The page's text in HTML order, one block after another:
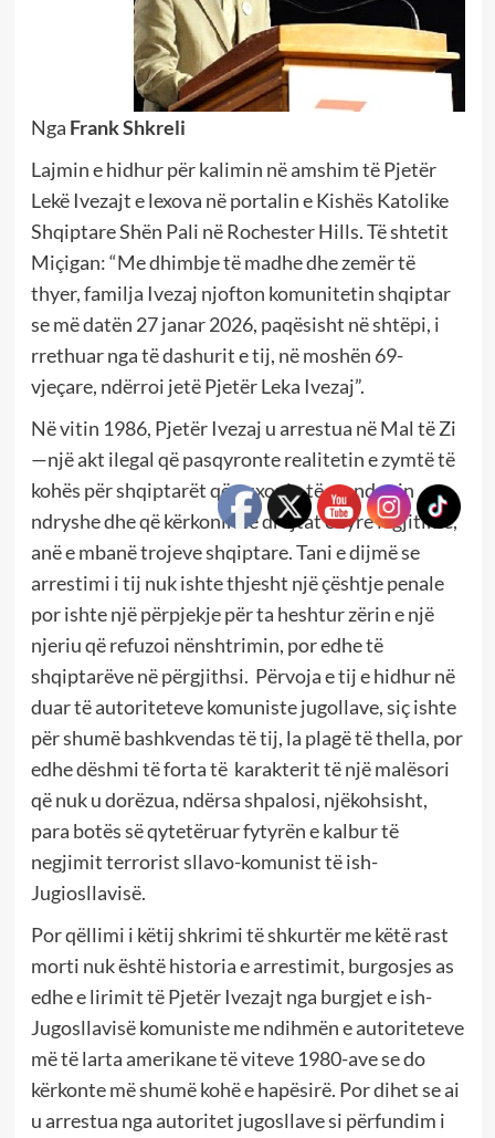
Nga Frank Shkreli
Lajmin e hidhur për kalimin në amshim të Pjetër
Lekë Ivezajt e lexova në portalin e Kishës Katolike
Shqiptare Shën Pali në Rochester Hills. Të shtetit
Miçigan: “Me dhimbje të madhe dhe zemër të
thyer, familja Ivezaj njofton komunitetin shqiptar
se më datën 27 janar 2026, paqësisht në shtëpi, i
rrethuar nga të dashurit e tij, në moshën 69-
vjeçare, ndërroi jetë Pjetër Leka Ivezaj”.
Në vitin 1986, Pjetër Ivezaj u arrestua në Mal të Zi
—një akt ilegal që pasqyronte realitetin e zymtë të
kohës për shqiptarët që guxonin të mendonin
ndryshe dhe që kërkonin të drejtat e tyre legjitime,
anë e mbanë trojeve shqiptare. Tani e dijmë se
arrestimi i tij nuk ishte thjesht një çështje penale
por ishte një përpjekje për ta heshtur zërin e një
njeriu që refuzoi nënshtrimin, por edhe të
shqiptarëve në përgjithsi. Përvoja e tij e hidhur në
duar të autoriteteve komuniste jugollave, siç ishte
për shumë bashkvendas të tij, la plagë të thella, por
edhe dëshmi të forta të karakterit të një malësori
që nuk u dorëzua, ndërsa shpalosi, njëkohsisht,
para botës së qytetëruar fytyrën e kalbur të
negjimit terrorist sllavo-komunist të ish-
Jugiosllavisë.
Por qëllimi i këtij shkrimi të shkurtër me këtë rast
morti nuk është historia e arrestimit, burgosjes as
edhe e lirimit të Pjetër Ivezajt nga burgjet e ish-
Jugosllavisë komuniste me ndihmën e autoriteteve
më të larta amerikane të viteve 1980-ave se do
kërkonte më shumë kohë e hapësirë. Por dihet se ai
u arrestua nga autoritet jugosllave si përfundim i